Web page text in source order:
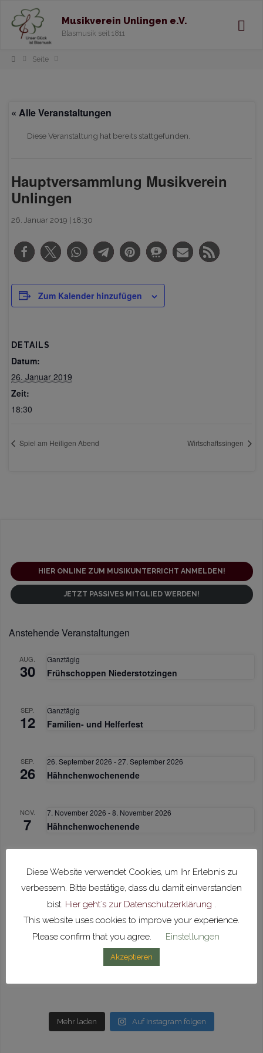
Musikverein Unlingen e.V.
Blasmusik seit 1811
HomeSeite
« Alle Veranstaltungen
Diese Veranstaltung hat bereits stattgefunden.
Hauptversammlung Musikverein
Unlingen
26. Januar 2019 | 18:30
Zum Kalender hinzufügen
DETAILS
Datum:
26. Januar 2019
Zeit:
18:30
Spiel am Heiligen Abend Wirtschaftssingen
HIER ONLINE ZUM MUSIKUNTERRICHT ANMELDEN!
JETZT PASSIVES MITGLIED WERDEN!
Anstehende Veranstaltungen
AUG.
30
Ganztägig
Frühschoppen Niederstotzingen
SEP.
12
Ganztägig
Familien- und Helferfest
SEP.
26
26. September 2026 -27. September 2026
Hähnchenwochenende
NOV.
7
7. November 2026 -8. November 2026
Hähnchenwochenende
15 Vorspielnachmittag
Kalender anzeigen
Mehr laden Auf Instagram folgen
Diese Website verwendet Cookies, um Ihr Erlebnis zu
verbessern. Bitte bestätige, dass du damit einverstanden
bist. Hier geht´s zur Datenschutzerklärung .
This website uses cookies to improve your experience.
Please confirm that you agree.
Einstellungen
Akzeptieren